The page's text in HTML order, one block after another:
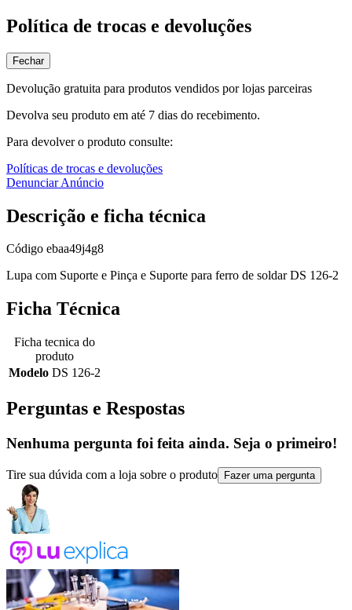
Política de trocas e devoluções
Fechar
Devolução gratuita para produtos vendidos por lojas parceiras
Devolva seu produto em até 7 dias do recebimento.
Para devolver o produto consulte:
Políticas de trocas e devoluções
Denunciar Anúncio
Descrição e ficha técnica
Código ebaa49j4g8
Lupa com Suporte e Pinça e Suporte para ferro de soldar DS 126-2
Ficha Técnica
Ficha tecnica do
produto
Modelo DS 126-2
Perguntas e Respostas
Nenhuma pergunta foi feita ainda. Seja o primeiro!
Tire sua dúvida com a loja sobre o produto Fazer uma pergunta